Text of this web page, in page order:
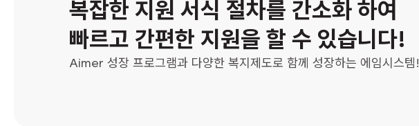
복잡한 지원 서식 절차를 간소화 하여
빠르고 간편한 지원을 할 수 있습니다!
Aimer 성장 프로그램과 다양한 복지제도로 함께 성장하는 에임시스템!